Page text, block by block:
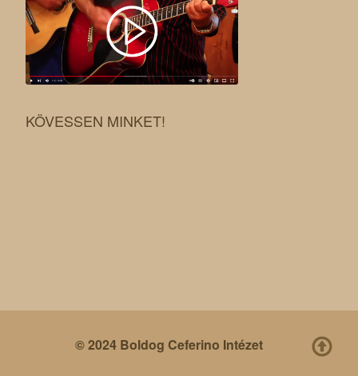
KÖVESSEN MINKET!
© 2024 Boldog Ceferino Intézet